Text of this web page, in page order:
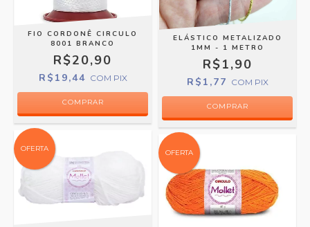
FIO CORDONÊ CIRCULO
8001 BRANCO
R$20,90
R$19,44 COM PIX
ELÁSTICO METALIZADO
1MM - 1 METRO
R$1,90
R$1,77 COM PIX
COMPRAR
OFERTA OFERTA